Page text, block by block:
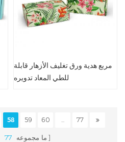
مربع هدية ورق تغليف الأزهار قابلة
للطي المعاد تدويره
58 59 60 77
ما مجموعه 77